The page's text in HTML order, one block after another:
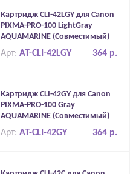
Картридж CLI-42LGY для Canon
PIXMA-PRO-100 LightGray
AQUAMARINE (Совместимый)
364 р.
Арт:AT-CLI-42LGY
Картридж CLI-42GY для Canon
PIXMA-PRO-100 Gray
AQUAMARINE (Совместимый)
364 р.
Арт:AT-CLI-42GY